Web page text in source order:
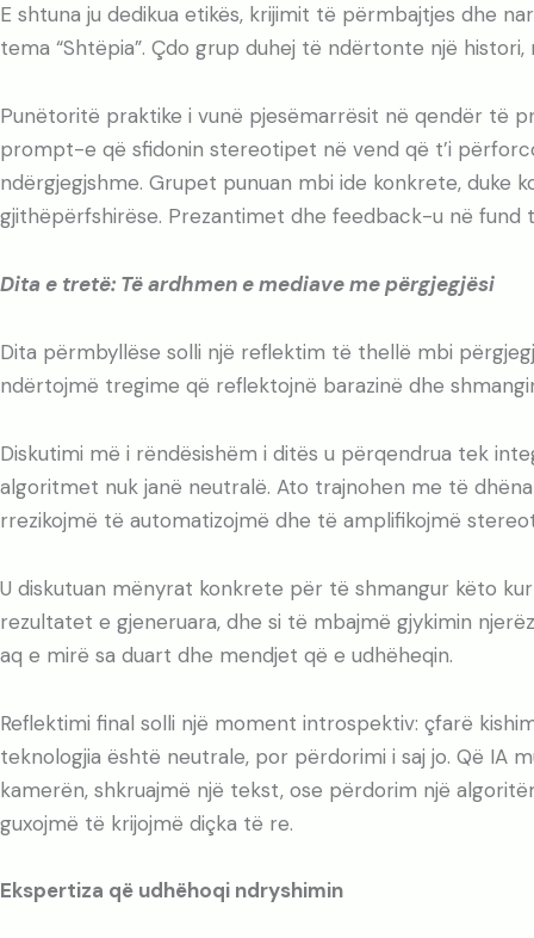
E shtuna ju dedikua etikës, krijimit të përmbajtjes dhe
tema “Shtëpia”. Çdo grup duhej të ndërtonte një
Punëtoritë praktike i vunë pjesëmarrësit në qendër të
prompt-e që sfidonin stereotipet në vend që t’i
ndërgjegjshme. Grupet punuan mbi ide konkrete,
gjithëpërfshirëse. Prezantimet dhe feedback-u në fund
Dita e tretë: Të ardhmen e mediave me përgjegjësi
Dita përmbyllëse solli një reflektim të thellë mbi
ndërtojmë tregime që reflektojnë barazinë dhe
Diskutimi më i rëndësishëm i ditës u përqendrua tek
algoritmet nuk janë neutralë. Ato trajnohen me të
rrezikojmë të automatizojmë dhe të amplifikojmë
U diskutuan mënyrat konkrete për të shmangur këto
rezultatet e gjeneruara, dhe si të mbajmë gjykimin
aq e mirë sa duart dhe mendjet që e udhëheqin.
Reflektimi final solli një moment introspektiv: çfarë
teknologjia është neutrale, por përdorimi i saj jo. Që IA
kamerën, shkruajmë një tekst, ose përdorim një
guxojmë të krijojmë diçka të re.
Ekspertiza që udhëhoqi ndryshimin